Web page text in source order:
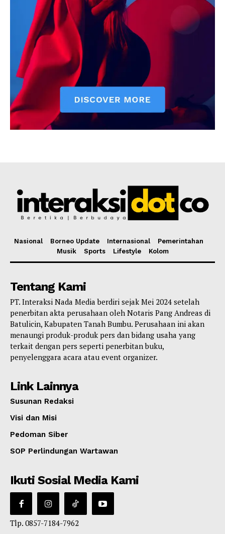
Nasional Borneo Update Internasional
Pemerintahan
Musik
Sports Lifestyle Kolom
Tentang Kami
PT. Interaksi Nada Media berdiri sejak Mei 2024 setelah
penerbitan akta perusahaan oleh Notaris Pang Andreas di
Batulicin, Kabupaten Tanah Bumbu. Perusahaan ini akan
menaungi produk-produk pers dan bidang usaha yang
terkait dengan pers seperti penerbitan buku,
penyelenggara acara atau event organizer.
Link Lainnya
Susunan Redaksi
Visi dan Misi
Pedoman Siber
SOP Perlindungan Wartawan
Ikuti Sosial Media Kami
Tlp. 0857-7184-7962